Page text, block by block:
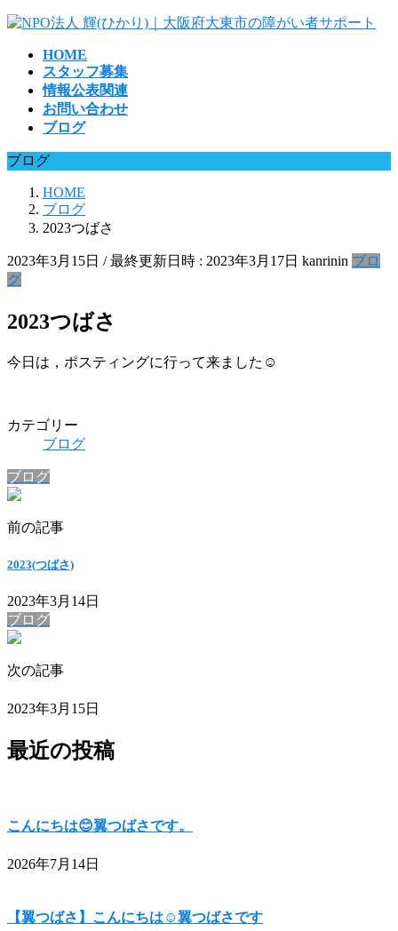
コ
キ
ッ
ナ
に
移
HOME
スタッフ募集
情報公表関連
お問い合わせ
ブログ
ブログ
HOME
ブログ
2023つばさ
2023年3月15日 / 最終更新日時 : 2023年3月17日 kanrinin ブロ
グ
2023つばさ
今日は，ポスティングに行って来ました☺️
カテゴリー
ブログ
ブログ
前の記事
2023(つばさ)
2023年3月14日
ブログ
次の記事
2023年3月15日
最近の投稿
こんにちは😊翼つばさです。
2026年7月14日
【翼つばさ】こんにちは☺翼つばさです